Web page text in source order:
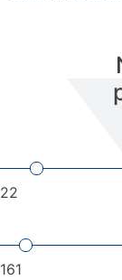
22
161